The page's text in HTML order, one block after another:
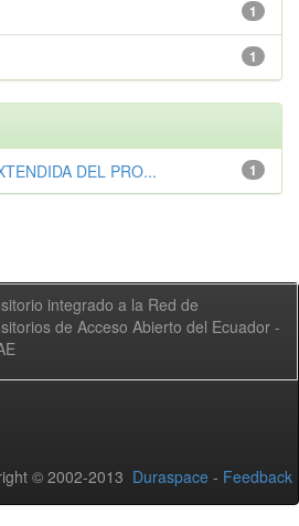
1
1
1
DEL PRO...
integrado a la Red de
de Acceso Abierto del Ecuador -
© 2002-2013 Duraspace - Feedback